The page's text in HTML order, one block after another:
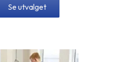
Se utvalget